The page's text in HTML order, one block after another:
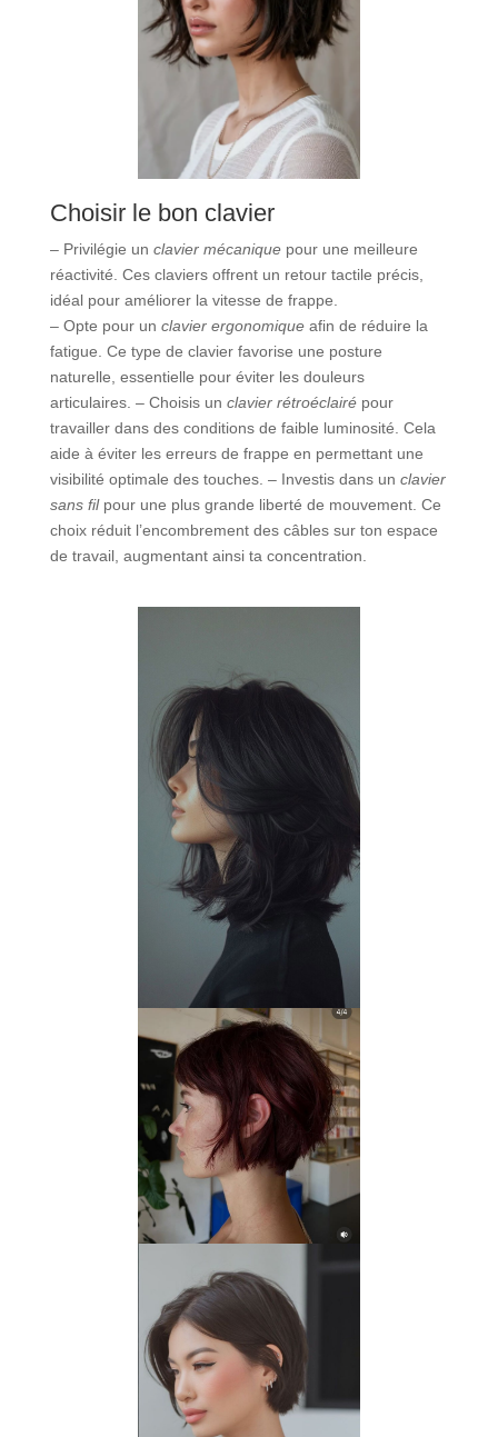
Choisir le bon clavier
– Privilégie un clavier mécaniquepour une meilleure
réactivité. Ces claviers offrent un retour tactile précis,
idéal pour améliorer la vitesse de frappe.
– Opte pour un clavier ergonomiqueafin de réduire la
fatigue. Ce type de clavier favorise une posture
naturelle, essentielle pour éviter les douleurs
articulaires. – Choisis un clavier rétroéclairépour
travailler dans des conditions de faible luminosité. Cela
aide à éviter les erreurs de frappe en permettant une
visibilité optimale des touches. – Investis dans un clavier
sans filpour une plus grande liberté de mouvement. Ce
choix réduit l’encombrement des câbles sur ton espace
de travail, augmentant ainsi ta concentration.